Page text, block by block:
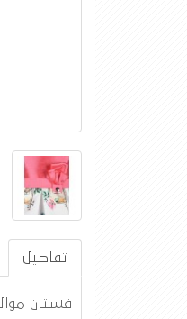
تفاصيل
فستان